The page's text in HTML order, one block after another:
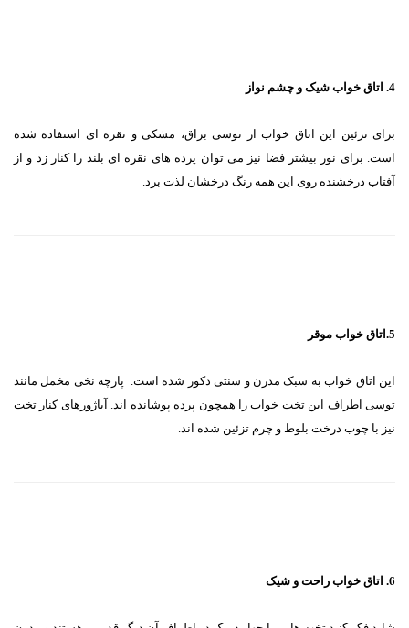
4. اتاق خواب شیک و چشم نواز
برای تزئین این اتاق خواب از توسی براق، مشکی و نقره ای استفاده شده
است. برای نور بیشتر فضا نیز می توان پرده های نقره ای بلند را کنار زد و از
آفتاب درخشنده روی این همه رنگ درخشان لذت برد.
5.اتاق خواب موقر
این اتاق خواب به سبک مدرن و سنتی دکور شده است. پارچه نخی مخمل مانند
توسی اطراف این تخت خواب را همچون پرده پوشانده اند. آباژورهای کنار تخت
نیز با چوب درخت بلوط و چرم تزئین شده اند.
6. اتاق خواب راحت و شیک